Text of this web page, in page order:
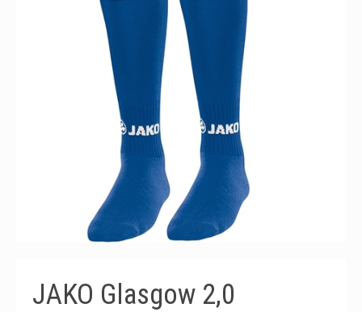
JAKO Glasgow 2,0